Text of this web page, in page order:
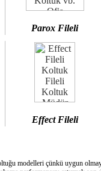
Parox Fileli
Effect Fileli
modelleri çünkü uygun